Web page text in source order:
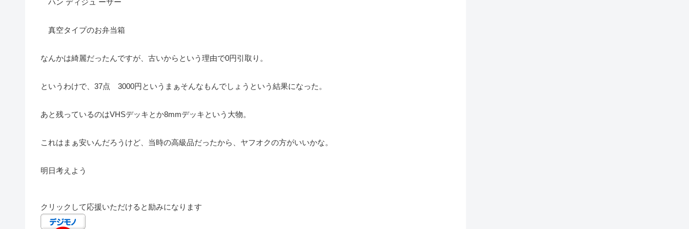
ハン ディジュ ーサー
真空タイプのお弁当箱
なんかは綺麗だったんですが、古いからという理由で0円引取り。
というわけで、37点 3000円というまぁそんなもんでしょうという結果になった。
あと残っているのはVHSデッキとか8mmデッキという大物。
これはまぁ安いんだろうけど、当時の高級品だったから、ヤフオクの方がいいかな。
明日考えよう
クリックして応援いただけると励みになります